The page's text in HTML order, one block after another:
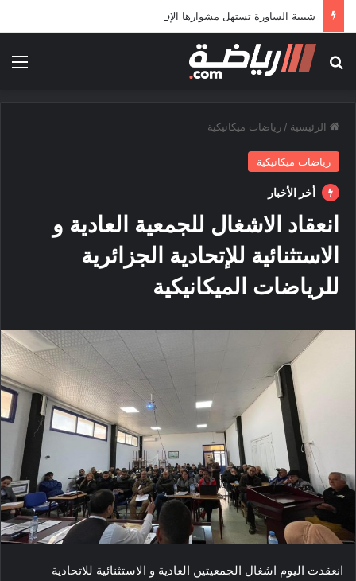
شبيبة الساورة تستهل مشوارها الإفريقي بمواجهة حافيا كوناكري
بحث عن
الرئيسية / رياضات ميكانيكية
رياضات ميكانيكية
أخر الأخبار
انعقاد الاشغال للجمعية العادية و
الاستثنائية للإتحادية الجزائرية
للرياضات الميكانيكية
انعقدت اليوم اشغال الجمعيتين العادية و الاستثنائية للاتحادية